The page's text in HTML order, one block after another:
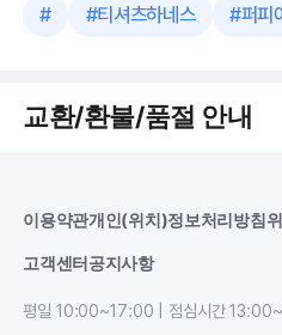
# #티셔츠하네스 #퍼피
교환/환불/품절 안내
이용약관개인(위치)정보처리방침
고객센터공지사항
평일 10:00~17:00 | 점심시간